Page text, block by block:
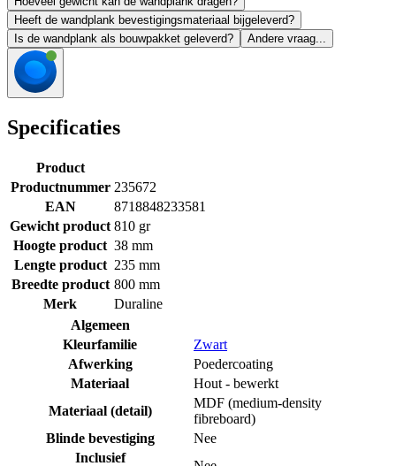
Heeft de wandplank bevestigingsmateriaal bijgeleverd?
Is de wandplank als bouwpakket geleverd?
Andere vraag...
Specificaties
Product
Productnummer 235672
EAN
8718848233581
Gewicht product 810 gr
Hoogte product 38 mm
Lengte product 235 mm
Breedte product 800 mm
Merk
Duraline
Algemeen
Kleurfamilie
Zwart
Afwerking
Poedercoating
Materiaal
Hout - bewerkt
Materiaal (detail)
MDF (medium-density
fibreboard)
Blinde bevestiging
Nee
Inclusief